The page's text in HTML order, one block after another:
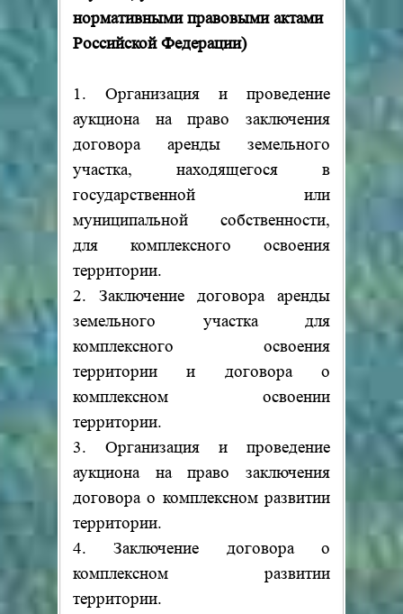
нормативными правовыми актами
Российской Федерации)
1. Организация и проведение
аукциона на право заключения
договора аренды земельного
участка, находящегося в
государственной или
муниципальной собственности,
для комплексного освоения
территории.
2. Заключение договора аренды
земельного участка для
комплексного освоения
территории и договора о
комплексном освоении
территории.
3. Организация и проведение
аукциона на право заключения
договора о комплексном развитии
территории.
4. Заключение договора о
комплексном развитии
территории.